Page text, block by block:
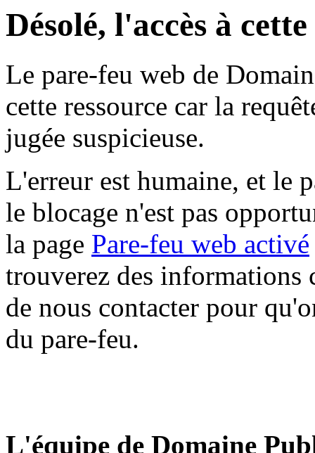
Désolé, l'accès à
Le pare-feu web de
cette ressource car la
jugée suspicieuse.
L'erreur est humaine, et le
le blocage n'est pas
la page Pare-feu web activé
trouverez des informations
de nous contacter pour
du pare-feu.
L'équipe de Domaine